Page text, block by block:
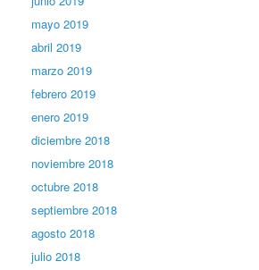
mayo 2019
abril 2019
marzo 2019
febrero 2019
enero 2019
diciembre 2018
noviembre 2018
octubre 2018
septiembre 2018
agosto 2018
julio 2018